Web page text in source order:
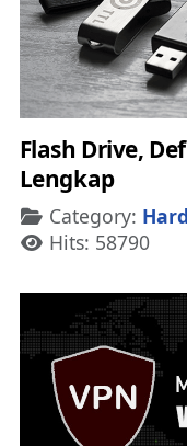
Flash Drive,
Lengkap
Details
Category:
Hits: 58790